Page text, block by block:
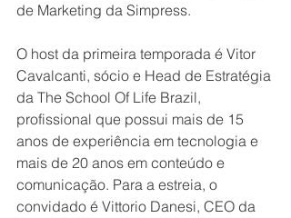
de Marketing da Simpress.
O host da primeira temporada é Vitor
Cavalcanti, sócio e Head de Estratégia
da The School Of Life Brazil,
profissional que possui mais de 15
anos de experiência em tecnologia e
mais de 20 anos em conteúdo e
comunicação. Para a estreia, o
convidado é Vittorio Danesi, CEO da